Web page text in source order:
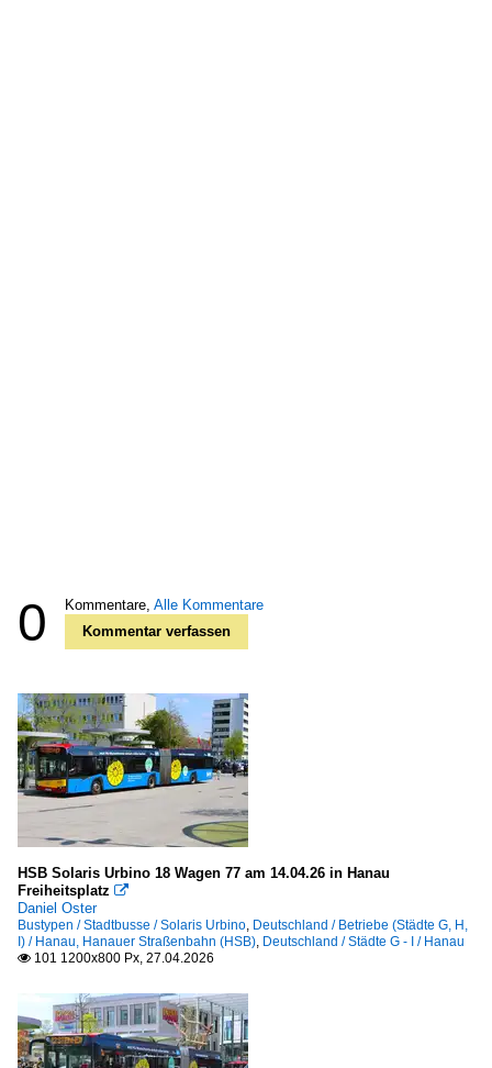
0 Kommentare, Alle Kommentare
Kommentar verfassen
HSB Solaris Urbino 18 Wagen 77 am 14.04.26 in Hanau
Freiheitsplatz 
Daniel Oster
Bustypen / Stadtbusse / Solaris Urbino, Deutschland / Betriebe (Städte G, H,
I) / Hanau, Hanauer Straßenbahn (HSB), Deutschland / Städte G - I / Hanau
 101 1200x800 Px, 27.04.2026